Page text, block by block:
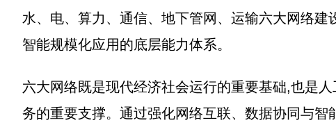
水、电、算力、通信、地下管网、运输六大网络
智能规模化应用的底层能力体系。
六大网络既是现代经济社会运行的重要基础,也是
务的重要支撑。通过强化网络互联、数据协同与智